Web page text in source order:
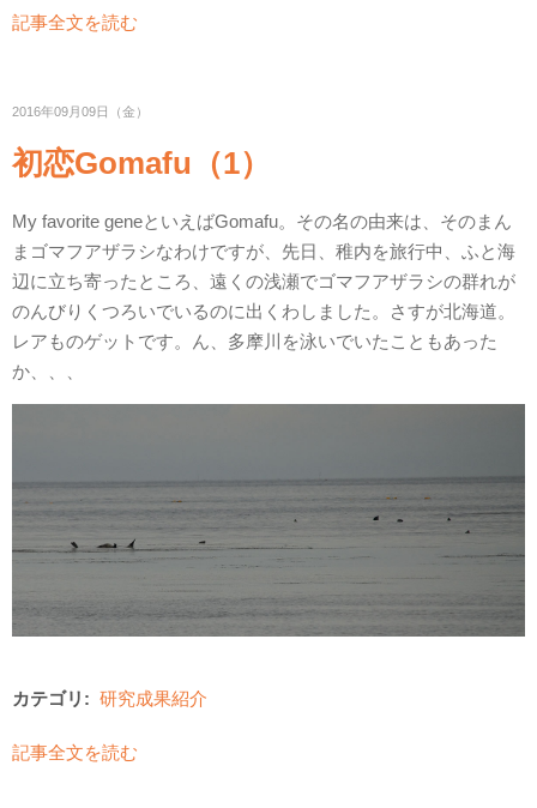
記事全文を読む
2016年09月09日（金）
初恋Gomafu（1）
My favorite geneといえばGomafu。その名の由来は、そのまん
まゴマフアザラシなわけですが、先日、稚内を旅行中、ふと海
辺に立ち寄ったところ、遠くの浅瀬でゴマフアザラシの群れが
のんびりくつろいでいるのに出くわしました。さすが北海道。
レアものゲットです。ん、多摩川を泳いでいたこともあった
か、、、
カテゴリ: 研究成果紹介
記事全文を読む